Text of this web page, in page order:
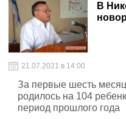
В
21.07.2021 в 14:00
За первые шесть
родилось на 104
период прошлого года